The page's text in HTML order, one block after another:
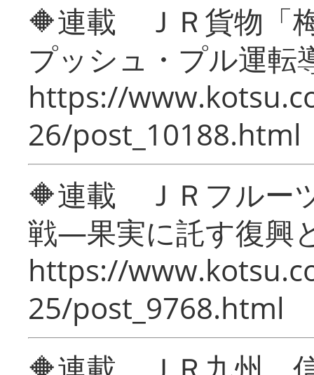
🔶連載 ＪＲ貨物「
プッシュ・プル運転
https://
26/post_10188.html
🔶連載 ＪＲフルー
戦―果実に託す復興
https://
25/post_9768.html